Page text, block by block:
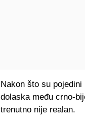
Nakon što su
dolaska među crno-
trenutno nije realan.